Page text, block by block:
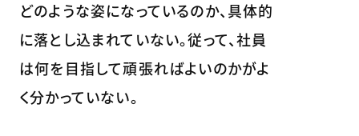
どのような姿になっているのか、具体的
に落とし込まれていない。従って、社員
は何を目指して頑張ればよいのかがよ
く分かっていない。